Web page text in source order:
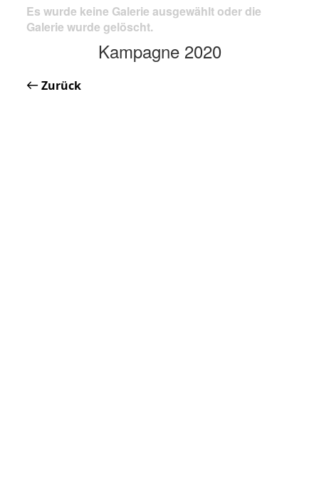
Es wurde keine Galerie ausgewählt oder die
Galerie wurde gelöscht.
Kampagne 2020
Zurück